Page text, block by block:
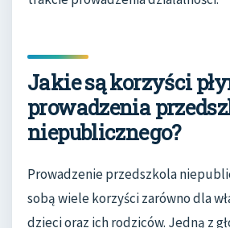
Jakie są korzyści
prowadzenia
niepublicznego?
Prowadzenie przedszkola
sobą wiele korzyści zarówno dla
dzieci oraz ich rodziców. Jedną z